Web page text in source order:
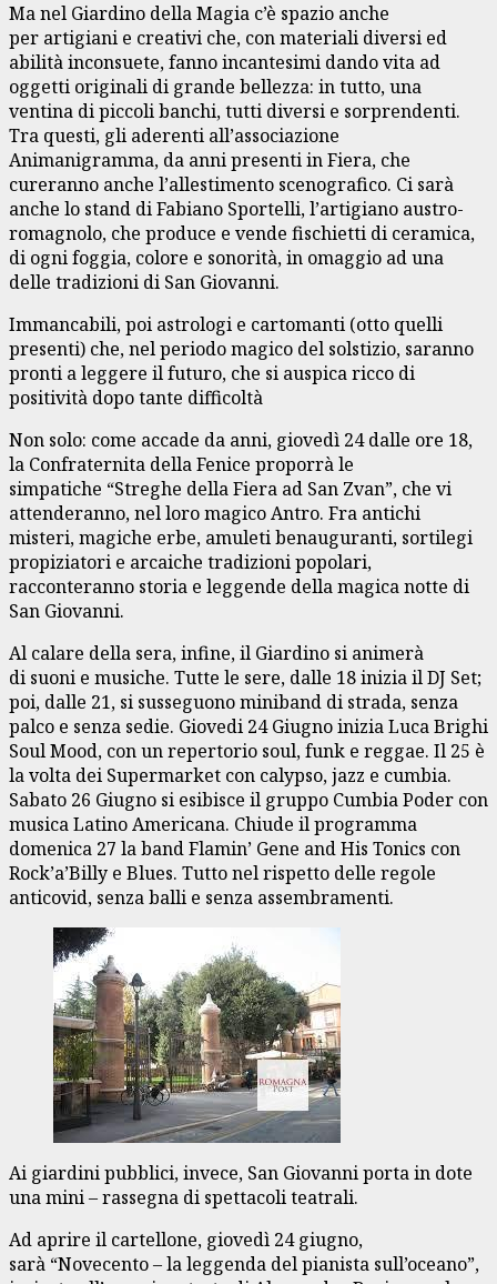
Ma nel Giardino della Magia c’è spazio anche
per artigiani e creativi che, con materiali diversi ed
abilità inconsuete, fanno incantesimi dando vita ad
oggetti originali di grande bellezza: in tutto, una
ventina di piccoli banchi, tutti diversi e sorprendenti.
Tra questi, gli aderenti all’associazione
Animanigramma, da anni presenti in Fiera, che
cureranno anche l’allestimento scenografico. Ci sarà
anche lo stand di Fabiano Sportelli, l’artigiano austro-
romagnolo, che produce e vende fischietti di ceramica,
di ogni foggia, colore e sonorità, in omaggio ad una
delle tradizioni di San Giovanni.
Immancabili, poi astrologi e cartomanti (otto quelli
presenti) che, nel periodo magico del solstizio, saranno
pronti a leggere il futuro, che si auspica ricco di
positività dopo tante difficoltà
Non solo: come accade da anni, giovedì 24 dalle ore 18,
la Confraternita della Fenice proporrà le
simpatiche “Streghe della Fiera ad San Zvan”, che vi
attenderanno, nel loro magico Antro. Fra antichi
misteri, magiche erbe, amuleti benauguranti, sortilegi
propiziatori e arcaiche tradizioni popolari,
racconteranno storia e leggende della magica notte di
San Giovanni.
Al calare della sera, infine, il Giardino si animerà
di suoni e musiche. Tutte le sere, dalle 18 inizia il DJ Set;
poi, dalle 21, si susseguono miniband di strada, senza
palco e senza sedie. Giovedi 24 Giugno inizia Luca Brighi
Soul Mood, con un repertorio soul, funk e reggae. Il 25 è
la volta dei Supermarket con calypso, jazz e cumbia.
Sabato 26 Giugno si esibisce il gruppo Cumbia Poder con
musica Latino Americana. Chiude il programma
domenica 27 la band Flamin’ Gene and His Tonics con
Rock’a’Billy e Blues. Tutto nel rispetto delle regole
anticovid, senza balli e senza assembramenti.
Ai giardini pubblici, invece, San Giovanni porta in dote
una mini – rassegna di spettacoli teatrali.
Ad aprire il cartellone, giovedì 24 giugno,
sarà “Novecento – la leggenda del pianista sull’oceano”,